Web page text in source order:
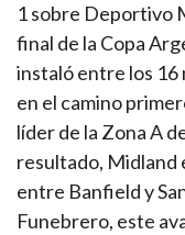
1 sobre Deportivo
final de la Copa
instaló entre los
en el camino
líder de la Zona A
resultado, Midland
entre Banfield y
Funebrero, este